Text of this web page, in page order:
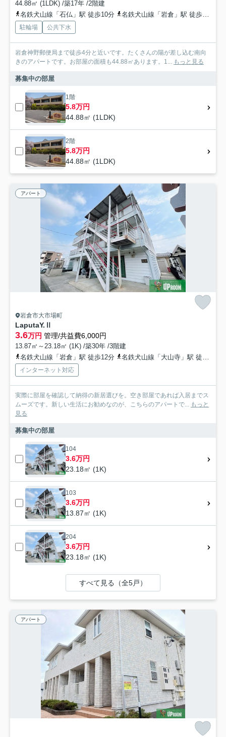
44.88㎡ (1LDK) /築17年 /2階建
名鉄犬山線「石仏」駅 徒歩10分
名鉄犬山線「岩倉」駅 徒歩23分
駐輪場 公共下水
岩倉神野郵便局まで徒歩4分と近いです。たくさんの陽が差し込む南向
きのアパートです。お部屋の面積も44.88㎡あります。1...
もっと見る
募集中の部屋
1階
5.8万円
44.88㎡ (1LDK)
2階
5.8万円
44.88㎡ (1LDK)
アパート
岩倉市大市場町
LaputaY.Ⅱ
3.6万円 管理/共益費6,000円
13.87㎡～23.18㎡ (1K) /築30年 /3階建
名鉄犬山線「岩倉」駅 徒歩12分
名鉄犬山線「大山寺」駅 徒歩27分
インターネット対応
実際に部屋を確認して納得の新居選びを。空き部屋であれば入居までス
ムーズです。新しい生活にお勧めなのが、こちらのアパートで...
もっと
見る
募集中の部屋
104
3.6万円
23.18㎡ (1K)
103
3.6万円
13.87㎡ (1K)
204
3.6万円
23.18㎡ (1K)
すべて見る（全5戸）
アパート